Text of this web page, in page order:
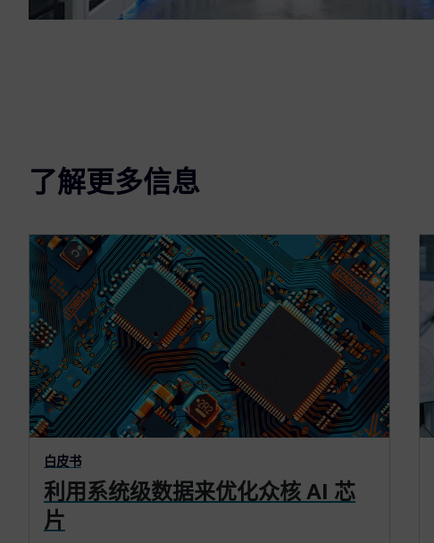
了解更多信息
白皮书
利用系统级数据来优化众核 AI 芯
片